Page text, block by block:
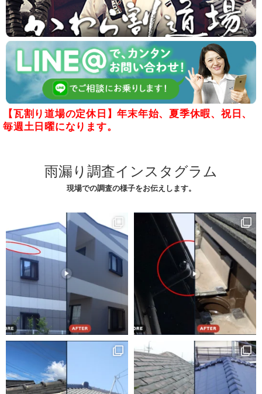
【瓦割り道場の定休日】年末年始、夏季休暇、祝日、
毎週土日曜になります。
雨漏り調査インスタグラム
現場での調査の様子をお伝えします。